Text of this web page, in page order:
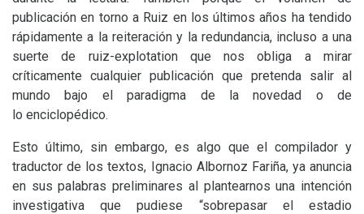
publicación en torno a Ruiz en los últimos años ha tendido
rápidamente a la reiteración y la redundancia, incluso a una
suerte de ruiz-explotation que nos obliga a mirar
críticamente cualquier publicación que pretenda salir al
mundo bajo el paradigma de la novedad o de
lo enciclopédico.
Esto último, sin embargo, es algo que el compilador y
traductor de los textos, Ignacio Albornoz Fariña, ya anuncia
en sus palabras preliminares al plantearnos una intención
investigativa que pudiese “sobrepasar el estadio